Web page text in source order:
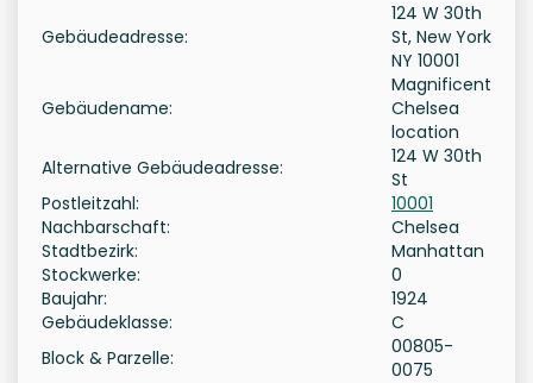
Gebäudeadresse:
124 W 30th
St, New York
NY 10001
Gebäudename:
Magnificent
Chelsea
location
Alternative Gebäudeadresse:
124 W 30th
St
Postleitzahl:
10001
Nachbarschaft:
Chelsea
Stadtbezirk:
Manhattan
Stockwerke:
0
Baujahr:
1924
Gebäudeklasse:
C
Block & Parzelle:
00805-
0075